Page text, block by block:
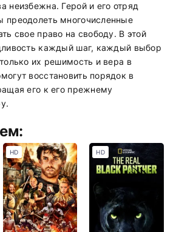
неизбежна. Герой и его отряд
преодолеть многочисленные
свое право на свободу. В этой
каждый шаг, каждый выбор
их решимость и вера в
восстановить порядок в
его к его прежнему
HD HD